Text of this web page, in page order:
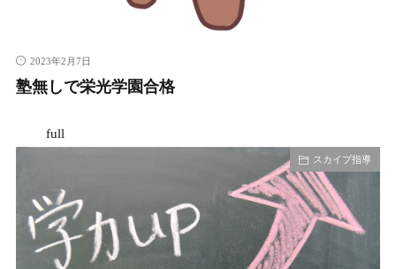
2023年2月7日
塾無しで栄光学園合格
full
スカイプ指導